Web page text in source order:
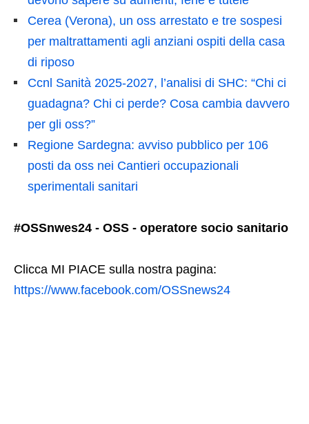
Cerea (Verona), un oss arrestato e tre sospesi
per maltrattamenti agli anziani ospiti della casa
di riposo
Ccnl Sanità 2025-2027, l’analisi di SHC: “Chi ci
guadagna? Chi ci perde? Cosa cambia davvero
per gli oss?”
Regione Sardegna: avviso pubblico per 106
posti da oss nei Cantieri occupazionali
sperimentali sanitari
#OSSnwes24 - OSS - operatore socio sanitario
Clicca MI PIACE sulla nostra pagina:
https://www.facebook.com/OSSnews24